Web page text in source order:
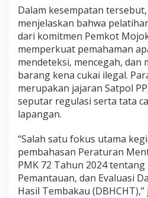
u
Dalam kesempatan tersebut,
menjelaskan bahwa
dari komitmen Pemkot
memperkuat pemahaman
mendeteksi, mencegah, dan
barang kena cukai ilegal.
merupakan jajaran Satpol
seputar regulasi serta tata
lapangan.
“Salah satu fokus utama
pembahasan Peraturan
PMK 72 Tahun 2024
Pemantauan, dan Evaluasi
Hasil Tembakau (DBHCHT),”